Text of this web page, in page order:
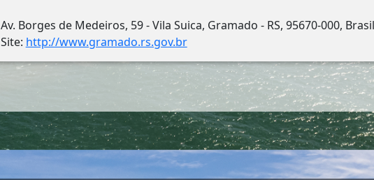
Av. Borges de Medeiros, 59 - Vila Suica, Gramado - RS, 95670-000, Brasil
Site: http://www.gramado.rs.gov.br